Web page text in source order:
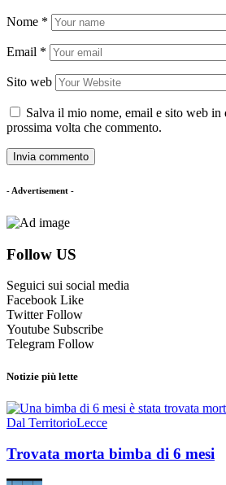
Nome *
Email *
Sito web
Salva il mio nome, email e sito web in
prossima volta che commento.
- Advertisement -
Follow US
Seguici sui social media
Facebook Like
Twitter Follow
Youtube Subscribe
Telegram Follow
Notizie più lette
Dal TerritorioLecce
Trovata morta bimba di 6 mesi